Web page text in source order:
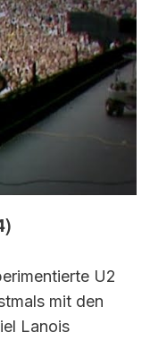
U2
mit den
Lanois